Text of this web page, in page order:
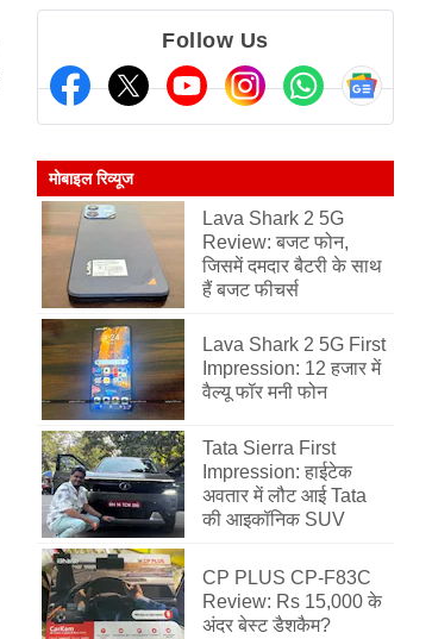
Follow Us
मोबाइल रिव्यूज
Lava Shark 2 5G
Review: बजट फोन,
जिसमें दमदार बैटरी के साथ
हैं बजट फीचर्स
Lava Shark 2 5G First
Impression: 12 हजार में
वैल्यू फॉर मनी फोन
Tata Sierra First
Impression: हाईटेक
अवतार में लौट आई Tata
की आइकॉनिक SUV
CP PLUS CP-F83C
Review: Rs 15,000 के
अंदर बेस्ट डैशकैम?